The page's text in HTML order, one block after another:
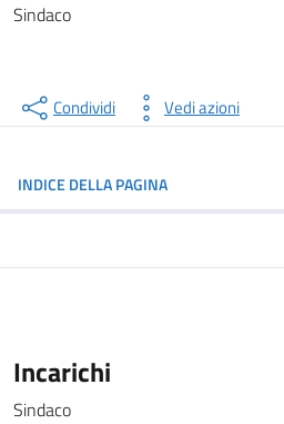
Sindaco
Condividi Vedi azioni
INDICE DELLA PAGINA
Incarichi
Sindaco